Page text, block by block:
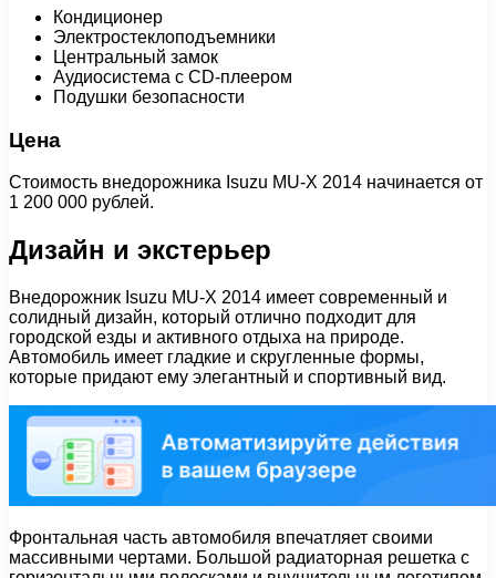
Кондиционер
Электростеклоподъемники
Центральный замок
Аудиосистема с CD-плеером
Подушки безопасности
Цена
Стоимость внедорожника Isuzu MU-X 2014 начинается от
1 200 000 рублей.
Дизайн и экстерьер
Внедорожник Isuzu MU-X 2014 имеет современный и
солидный дизайн, который отлично подходит для
городской езды и активного отдыха на природе.
Автомобиль имеет гладкие и скругленные формы,
которые придают ему элегантный и спортивный вид.
Фронтальная часть автомобиля впечатляет своими
массивными чертами. Большой радиаторная решетка с